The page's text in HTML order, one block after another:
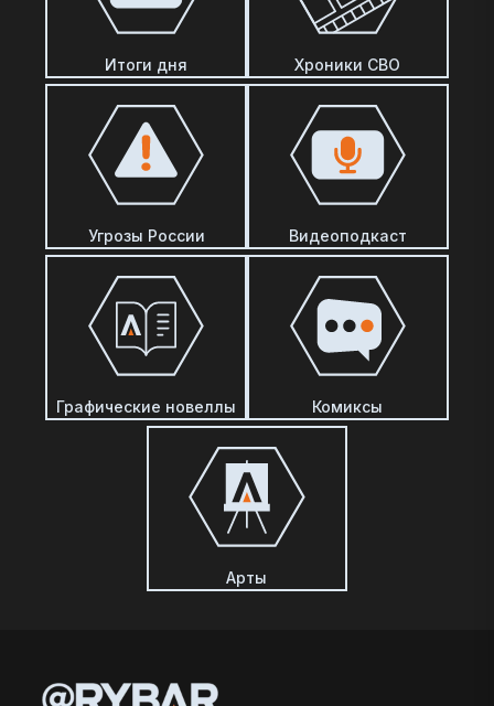
Итоги дня Хроники СВО
Угрозы России Видеоподкаст
Графические новеллы Комиксы
Арты